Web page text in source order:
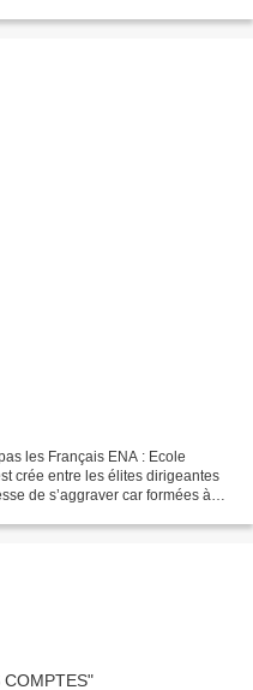
les Français ENA : Ecole
crée entre les élites dirigeantes
de s’aggraver car formées à